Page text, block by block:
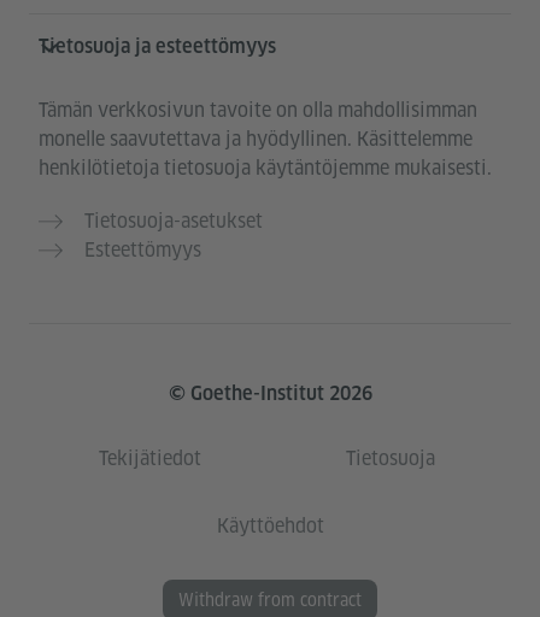
Tietosuoja ja esteettömyys
Tämän verkkosivun tavoite on olla mahdollisimman
monelle saavutettava ja hyödyllinen. Käsittelemme
henkilötietoja tietosuoja käytäntöjemme mukaisesti.
Tietosuoja-asetukset
Esteettömyys
© Goethe-Institut 2026
Tekijätiedot Tietosuoja
Käyttöehdot
Withdraw from contract